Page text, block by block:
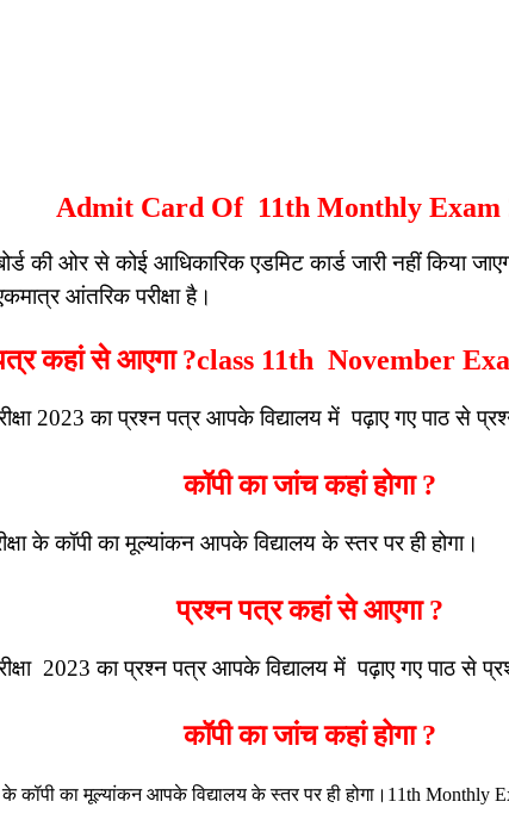
Admit Card Of 11th Monthly Exam
बोर्ड की ओर से कोई आधिकारिक एडमिट कार्ड जारी नहीं किया
आंतरिक परीक्षा है।
कहां से आएगा ?class 11thNovember
2023 का प्रश्न पत्र आपके विद्यालय में पढ़ाए गए पाठ से
कॉपी का जांच कहां होगा ?
के कॉपी का मूल्यांकन आपके विद्यालय के स्तर पर ही होगा।
प्रश्न पत्र कहां से आएगा ?
2023 का प्रश्न पत्र आपके विद्यालय में पढ़ाए गए पाठ से
कॉपी का जांच कहां होगा ?
के कॉपी का मूल्यांकन आपके विद्यालय के स्तर पर ही होगा।11th Monthly